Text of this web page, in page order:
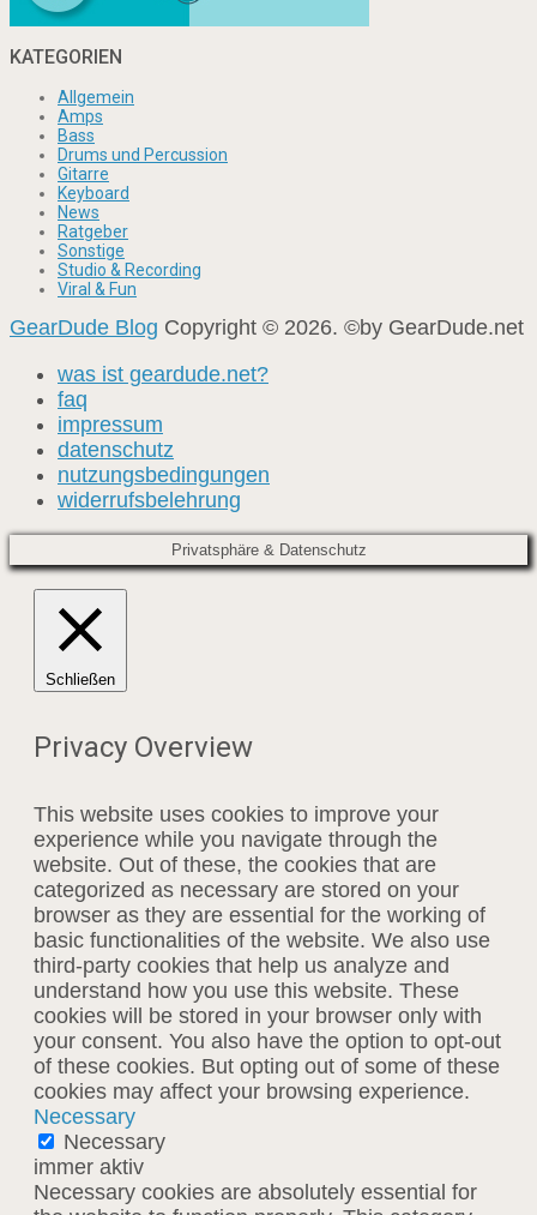
KATEGORIEN
Allgemein
Amps
Bass
Drums und Percussion
Gitarre
Keyboard
News
Ratgeber
Sonstige
Studio & Recording
Viral & Fun
GearDude Blog Copyright © 2026. ©by GearDude.net
was ist geardude.net?
faq
impressum
datenschutz
nutzungsbedingungen
widerrufsbelehrung
Privatsphäre & Datenschutz
Schließen
Privacy Overview
This website uses cookies to improve your
experience while you navigate through the
website. Out of these, the cookies that are
categorized as necessary are stored on your
browser as they are essential for the working of
basic functionalities of the website. We also use
third-party cookies that help us analyze and
understand how you use this website. These
cookies will be stored in your browser only with
your consent. You also have the option to opt-out
of these cookies. But opting out of some of these
cookies may affect your browsing experience.
Necessary
Necessary
immer aktiv
Necessary cookies are absolutely essential for